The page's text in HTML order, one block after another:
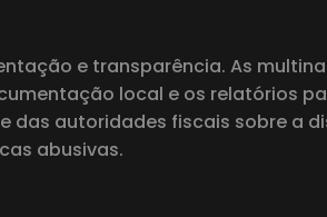
e transparência. As
local e os relatórios
das autoridades fiscais sobre a
abusivas.